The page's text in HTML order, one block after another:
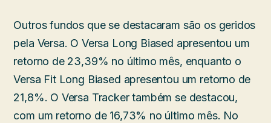
Outros fundos que se destacaram são os geridos
pela Versa. O Versa Long Biased apresentou um
retorno de 23,39% no último mês, enquanto o
Versa Fit Long Biased apresentou um retorno de
21,8%. O Versa Tracker também se destacou,
com um retorno de 16,73% no último mês. No